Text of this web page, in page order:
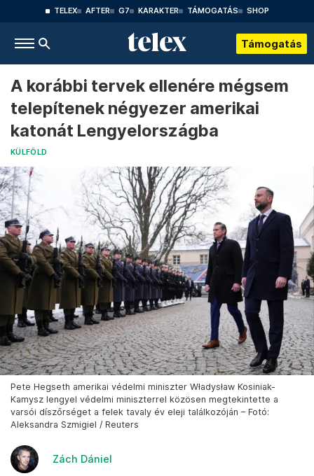
TELEX AFTER G7 KARAKTER TÁMOGATÁS SHOP
Támogatás
A korábbi tervek ellenére mégsem
telepítenek négyezer amerikai
katonát Lengyelországba
KÜLFÖLD
Pete Hegseth amerikai védelmi miniszter Władysław Kosiniak-
Kamysz lengyel védelmi miniszterrel közösen megtekintette a
varsói díszőrséget a felek tavaly év eleji találkozóján – Fotó:
Aleksandra Szmigiel / Reuters
Zách Dániel